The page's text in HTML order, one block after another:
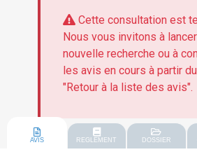
Cette consultation est
Nous vous invitons à
nouvelle recherche ou à
les avis en cours à partir
"Retour à la liste des avis".
AVIS REGLEMENT DOSSIER